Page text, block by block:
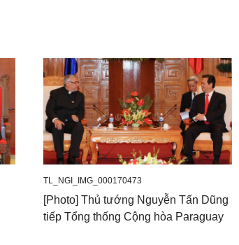
TL_NGI_IMG_000170473
[Photo] Thủ tướng Nguyễn Tấn Dũng
tiếp Tổng thống Cộng hòa Paraguay